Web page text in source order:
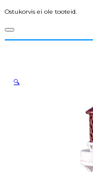
Ostukorvis ei ole tooteid.
🔍